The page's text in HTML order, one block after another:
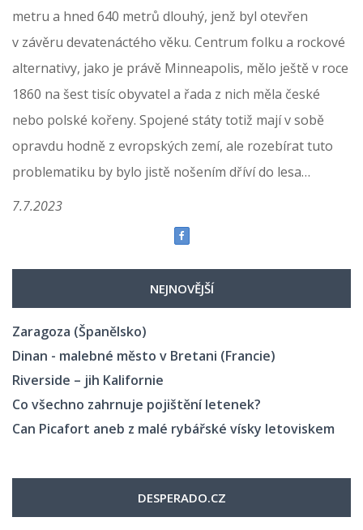
metru a hned 640 metrů dlouhý, jenž byl otevřen
v závěru devatenáctého věku. Centrum folku a rockové
alternativy, jako je právě Minneapolis, mělo ještě v roce
1860 na šest tisíc obyvatel a řada z nich měla české
nebo polské kořeny. Spojené státy totiž mají v sobě
opravdu hodně z evropských zemí, ale rozebírat tuto
problematiku by bylo jistě nošením dříví do lesa…
7.7.2023
NEJNOVĚJŠÍ
Zaragoza (Španělsko)
Dinan - malebné město v Bretani (Francie)
Riverside – jih Kalifornie
Co všechno zahrnuje pojištění letenek?
Can Picafort aneb z malé rybářské vísky letoviskem
DESPERADO.CZ